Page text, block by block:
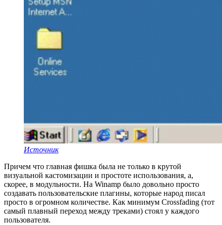
Источник
Причем что главная фишка была не только в крутой
визуальной кастомизации и простоте использования, а,
скорее, в модульности. На Winamp было довольно просто
создавать пользовательские плагины, которые народ писал
просто в огромном количестве. Как минимум Crossfading (тот
самый плавный переход между треками) стоял у каждого
пользователя.